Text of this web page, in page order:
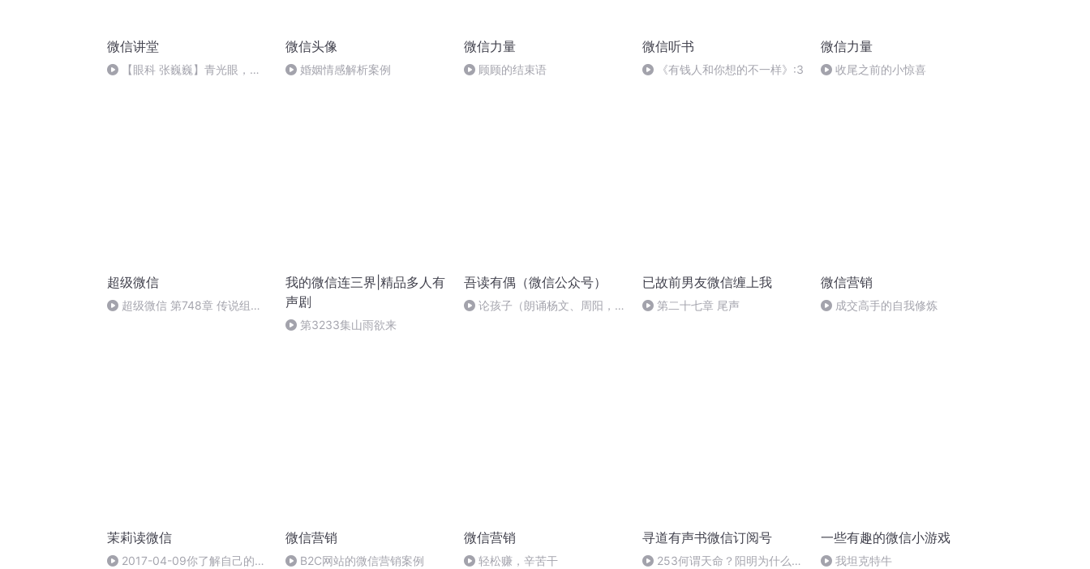
微信讲堂
【眼科 张巍巍】青光眼，你
微信头像
婚姻情感解析案例
微信力量
顾顾的结束语
微信听书
《有钱人和你想的不一样》:3
微信力量
收尾之前的小惊喜
超级微信
超级微信 第748章 传说组织
我的微信连三界|精品多人有
声剧
第3233集山雨欲来
吾读有偶（微信公众号）
论孩子（朗诵杨文、周阳，作
已故前男友微信缠上我
第二十七章 尾声
微信营销
成交高手的自我修炼
茉莉读微信
2017-04-09你了解自己的肚
微信营销
B2C网站的微信营销案例
微信营销
轻松赚，辛苦干
寻道有声书微信订阅号
253何谓天命？阳明为什么悟
一些有趣的微信小游戏
我坦克特牛